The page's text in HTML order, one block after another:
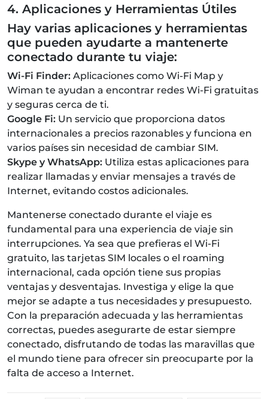
4. Aplicaciones y Herramientas Útiles
Hay varias aplicaciones y herramientas
que pueden ayudarte a mantenerte
conectado durante tu viaje:
Wi-Fi Finder: Aplicaciones como Wi-Fi Map y
Wiman te ayudan a encontrar redes Wi-Fi gratuitas
y seguras cerca de ti.
Google Fi: Un servicio que proporciona datos
internacionales a precios razonables y funciona en
varios países sin necesidad de cambiar SIM.
Skype y WhatsApp: Utiliza estas aplicaciones para
realizar llamadas y enviar mensajes a través de
Internet, evitando costos adicionales.
Mantenerse conectado durante el viaje es
fundamental para una experiencia de viaje sin
interrupciones. Ya sea que prefieras el Wi-Fi
gratuito, las tarjetas SIM locales o el roaming
internacional, cada opción tiene sus propias
ventajas y desventajas. Investiga y elige la que
mejor se adapte a tus necesidades y presupuesto.
Con la preparación adecuada y las herramientas
correctas, puedes asegurarte de estar siempre
conectado, disfrutando de todas las maravillas que
el mundo tiene para ofrecer sin preocuparte por la
falta de acceso a Internet.